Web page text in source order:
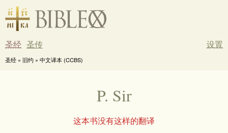
圣经 圣传 设置
圣经 » 旧约 » 中文译本 (CCBS)
P. Sir
这本书没有这样的翻译